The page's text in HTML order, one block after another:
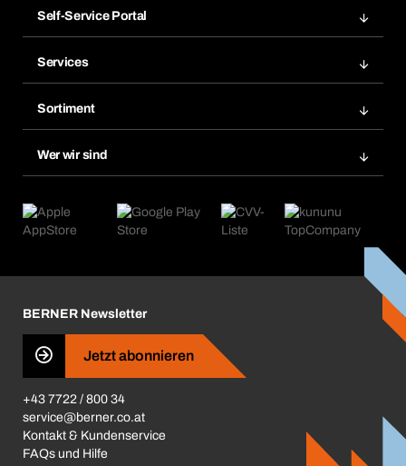
Self-Service Portal
Merklisten
Nachbestellungen
Abo-Funktion
Services
Chemical Safety Management
eProcurement
Produktfinder
Sortiment
Kataloge & Broschüren
Wer wir sind
Was uns antreibt
Presse
Business Conduct
BERNER Newsletter
Jetzt abonnieren
+43 7722 / 800 34
service@berner.co.at
Kontakt & Kundenservice
FAQs und Hilfe